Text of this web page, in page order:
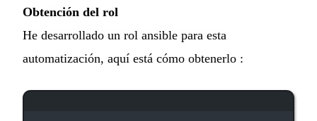
Obtención del rol
He desarrollado un rol ansible para esta
automatización, aquí está cómo obtenerlo :